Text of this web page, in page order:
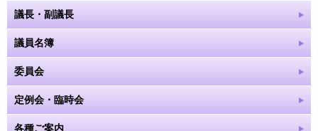
議長・副議長
議員名簿
委員会
定例会・臨時会
各種ご案内